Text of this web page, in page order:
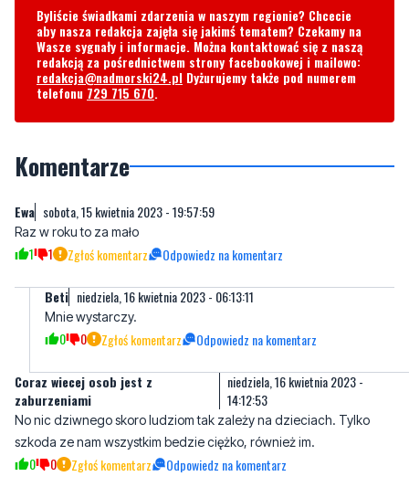
redakcja@nadmorski24.plDyżurujemy także pod numerem
telefonu729 715 670.
Komentarze
Raz w roku to za mało
Beti niedziela, 16 kwietnia 2023 - 06:13:11
Mnie wystarczy.
Coraz wiecej osob jest z
zaburzeniami
14:12:53
szkoda ze nam wszystkim bedzie ciężko, również im.
0 0 Zgłoś komentarz Odpowiedz na komentarz
Napisz swój komentarz